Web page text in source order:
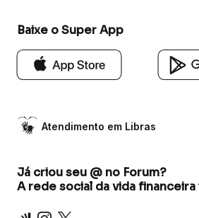
Baixe o Super App
Atendimento em Libras
Já criou seu @ no Forum?
A rede social da vida
Inter Instagram
X